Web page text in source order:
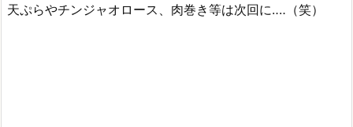
天ぷらやチンジャオロース、肉巻き等は次回に‥‥（笑）